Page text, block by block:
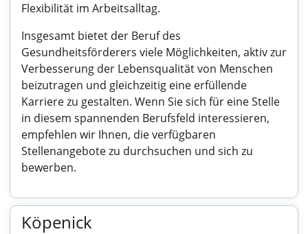
Flexibilität im Arbeitsalltag.
Insgesamt bietet der Beruf des
Gesundheitsförderers viele Möglichkeiten, aktiv zur
Verbesserung der Lebensqualität von Menschen
beizutragen und gleichzeitig eine erfüllende
Karriere zu gestalten. Wenn Sie sich für eine Stelle
in diesem spannenden Berufsfeld interessieren,
empfehlen wir Ihnen, die verfügbaren
Stellenangebote zu durchsuchen und sich zu
bewerben.
Köpenick